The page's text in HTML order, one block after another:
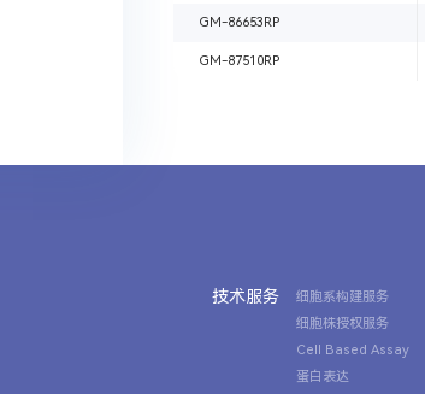
GM-86653RP
GM-87510RP
技术服务
细胞系构建服务
细胞株授权服务
Cell Based Assay
蛋白表达